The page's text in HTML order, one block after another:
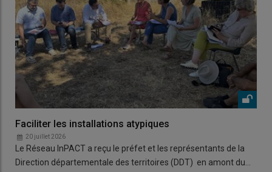
Faciliter les installations atypiques
20 juillet 2026
Le Réseau InPACT a reçu le préfet et les représentants de la
Direction départementale des territoires (DDT) en amont du…